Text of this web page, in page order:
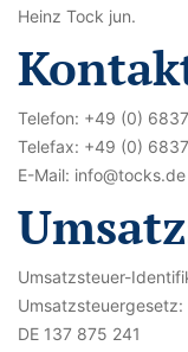
Heinz Tock jun.
Telefon: +49 (0)
Telefax: +49 (0)
E-Mail: info@tocks.de
Umsatzsteuer-
Umsatzsteuergesetz:
DE 137 875 241